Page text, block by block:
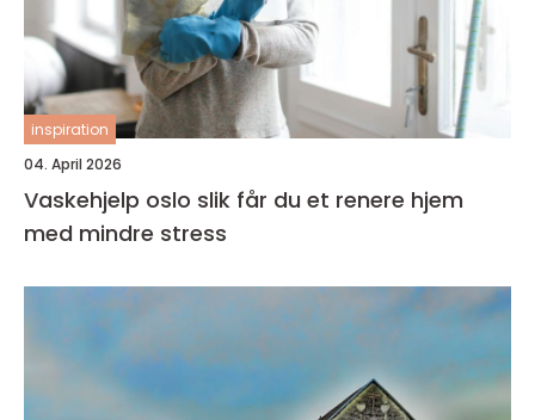
inspiration
04. April 2026
Vaskehjelp oslo slik får du et renere hjem
med mindre stress